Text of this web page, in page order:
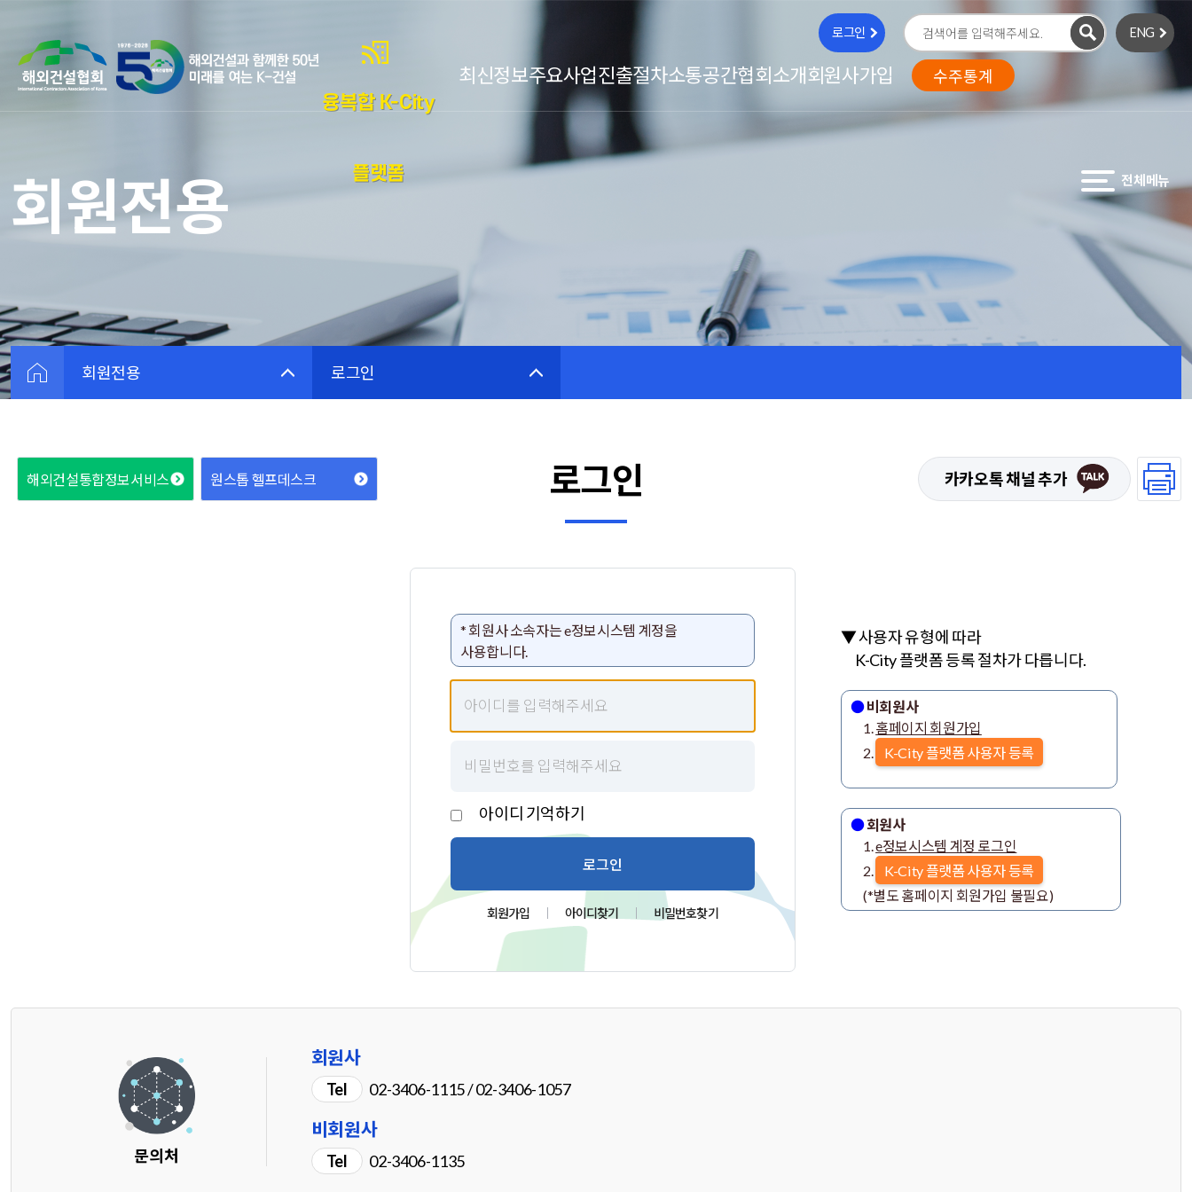
융복합 K-City
플랫폼
최신정보주요사업진출절차소통공간협회소개회원사가입 수주통계
로그인
검
ENG
전체메뉴
회원전용
회원전용 로그인
해외건설통합정보서비스 원스톱 헬프데스크 로그인 카카오톡 채널 추가
* 회원사 소속자는 e정보시스템 계정을
사용합니다.
ㅤ아이디 기억하기
로그인
회원가입 아이디찾기 비밀번호찾기
▼ 사용자 유형에 따라
ㅤK-City 플랫폼 등록 절차가 다릅니다.
●비회원사
ㅤ1.홈페이지 회원가입
ㅤ2.
K-City 플랫폼 사용자 등록
●회원사
ㅤ1.e정보시스템 계정 로그인
ㅤ2.
K-City 플랫폼 사용자 등록
ㅤ(*별도 홈페이지 회원가입 불필요)
문의처
회원사
Tel 02-3406-1115 / 02-3406-1057
비회원사
Tel 02-3406-1135